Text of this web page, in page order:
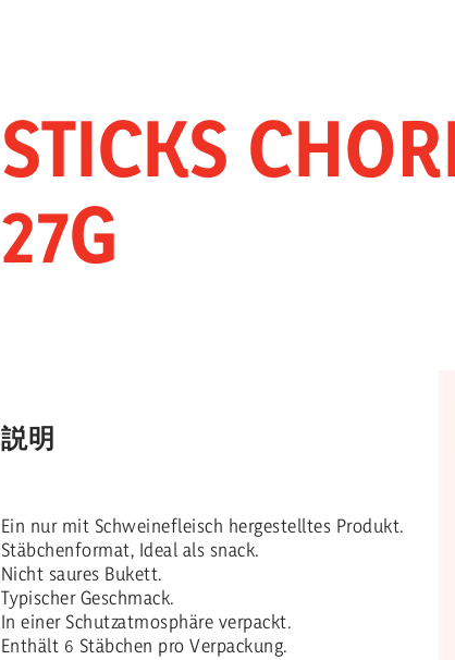
STICKS
27G
説明
Ein nur mit Schweinefleisch hergestelltes Produkt.
Stäbchenformat, Ideal als snack.
Nicht saures Bukett.
Typischer Geschmack.
In einer Schutzatmosphäre verpackt.
Enthält 6 Stäbchen pro Verpackung.